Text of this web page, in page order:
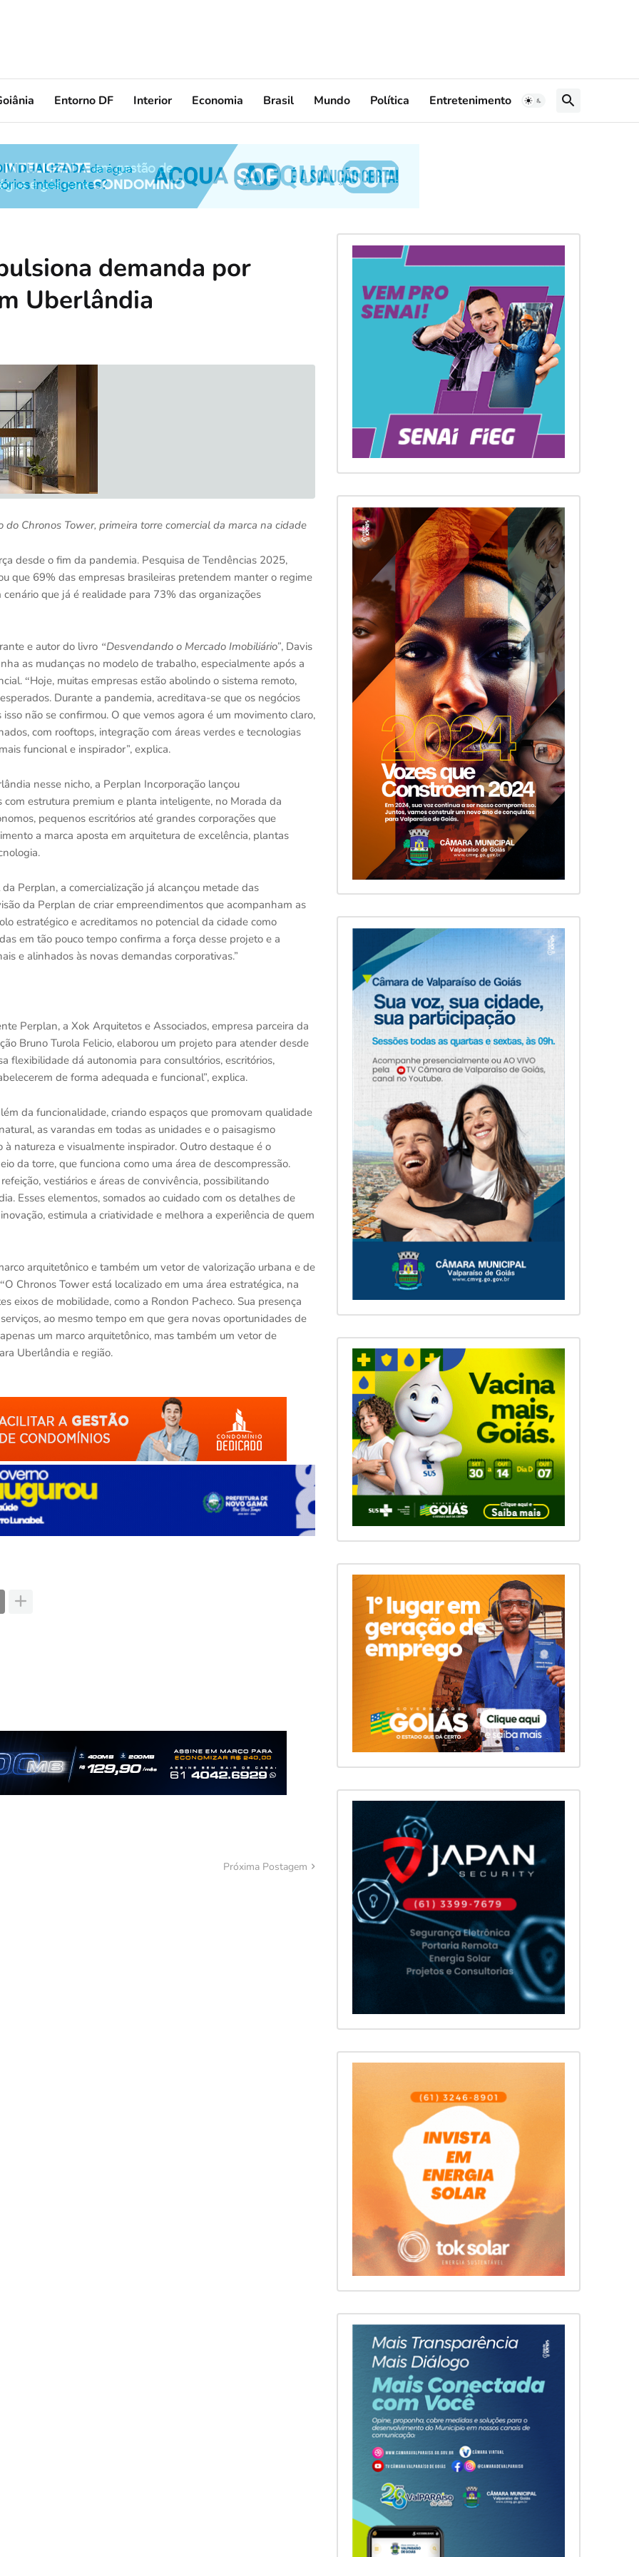
Entorno DF Interior Economia Brasil Mundo Política Entretenimento
demanda por
Uberlândia
do Chronos Tower, primeira torre comercial da marca na cidade
desde o fim da pandemia. Pesquisa de Tendências 2025,
que 69% das empresas brasileiras pretendem manter o regime
que já é realidade para 73% das organizações
e autor do livro “Desvendando o Mercado Imobiliário”, Davis
as mudanças no modelo de trabalho, especialmente após a
“Hoje, muitas empresas estão abolindo o sistema remoto,
Durante a pandemia, acreditava-se que os negócios
não se confirmou. O que vemos agora é um movimento claro,
com rooftops, integração com áreas verdes e tecnologias
funcional e inspirador”, explica.
nesse nicho, a Perplan Incorporação lançou
com estrutura premium e planta inteligente, no Morada da
pequenos escritórios até grandes corporações que
a marca aposta em arquitetura de excelência, plantas
da Perplan, a comercialização já alcançou metade das
ão da Perplan de criar empreendimentos que acompanham as
estratégico e acreditamos no potencial da cidade como
em tão pouco tempo confirma a força desse projeto e a
e alinhados às novas demandas corporativas.”
Perplan, a Xok Arquitetos e Associados, empresa parceira da
Bruno Turola Felicio, elaborou um projeto para atender desde
flexibilidade dá autonomia para consultórios, escritórios,
de forma adequada e funcional”, explica.
ém da funcionalidade, criando espaços que promovam qualidade
as varandas em todas as unidades e o paisagismo
à natureza e visualmente inspirador. Outro destaque é o
da torre, que funciona como uma área de descompressão.
o, vestiários e áreas de convivência, possibilitando
Esses elementos, somados ao cuidado com os detalhes de
estimula a criatividade e melhora a experiência de quem
arquitetônico e também um vetor de valorização urbana e de
“O Chronos Tower está localizado em uma área estratégica, na
eixos de mobilidade, como a Rondon Pacheco. Sua presença
ao mesmo tempo em que gera novas oportunidades de
um marco arquitetônico, mas também um vetor de
Uberlândia e região.
Próxima Postagem